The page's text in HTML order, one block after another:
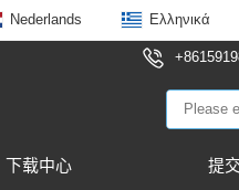
Nederlands Ελληνικά
下载中心 提